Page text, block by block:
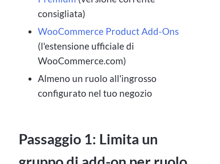
consigliata)
WooCommerce Product Add-Ons
(l'estensione ufficiale di
WooCommerce.com)
Almeno un ruolo all'ingrosso
configurato nel tuo negozio
Passaggio 1: Limita un